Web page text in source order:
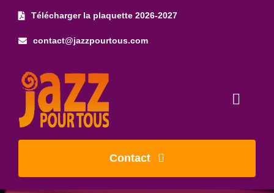
Skip
Télécharger la plaquette 2026-2027
contact@jazzpourtous.com
L’association
Contact